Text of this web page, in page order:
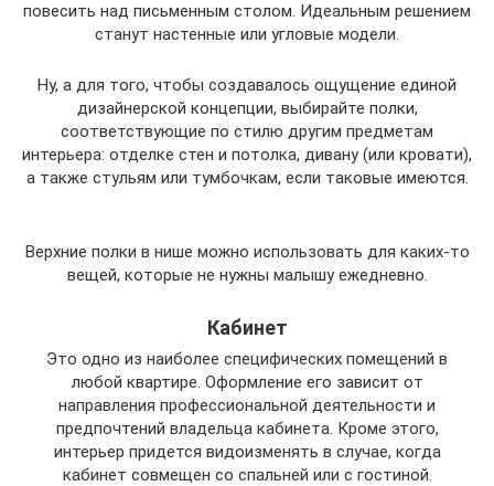
повесить над письменным столом. Идеальным решением
станут настенные или угловые модели.
Ну, а для того, чтобы создавалось ощущение единой
дизайнерской концепции, выбирайте полки,
соответствующие по стилю другим предметам
интерьера: отделке стен и потолка, дивану (или кровати),
а также стульям или тумбочкам, если таковые имеются.
Верхние полки в нише можно использовать для каких-то
вещей, которые не нужны малышу ежедневно.
Кабинет
Это одно из наиболее специфических помещений в
любой квартире. Оформление его зависит от
направления профессиональной деятельности и
предпочтений владельца кабинета. Кроме этого,
интерьер придется видоизменять в случае, когда
кабинет совмещен со спальней или с гостиной.